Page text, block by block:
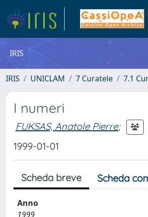
IRIS
IRIS UNICLAM 7 Curatele 7.1
I numeri
FUKSAS, Anatole Pierre;
1999-01-01
Scheda breve Scheda
Anno
1999